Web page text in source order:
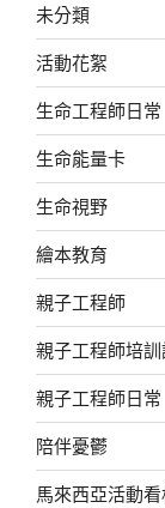
未分類
活動花絮
生命工程師日常
生命能量卡
生命視野
繪本教育
親子工程師
親子工程師培
親子工程師日常
陪伴憂鬱
馬來西亞活動